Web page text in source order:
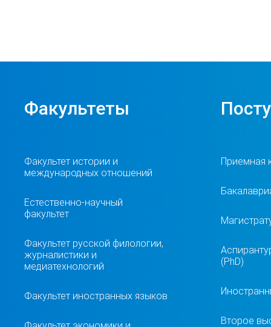
Факультеты
Факультет истории и
международных отношений
Естественно-научный
факультет
Факультет русской филологии,
журналистики и
медиатехнологий
Факультет иностранных языков
Приемная
(PhD)
Второе